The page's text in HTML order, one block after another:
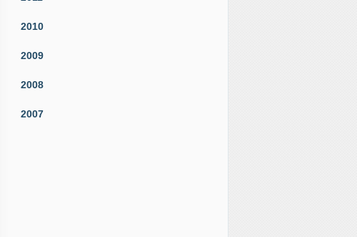
2010
2009
2008
2007